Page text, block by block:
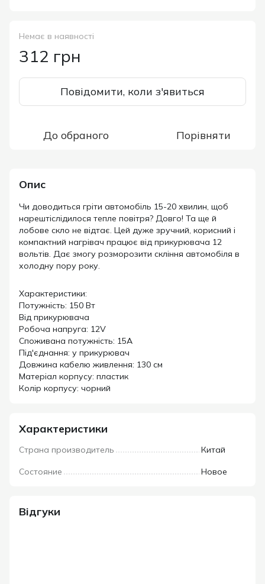
Немає в наявності
312 грн
Повідомити, коли з'явиться
До обраного Порівняти
Опис
Чи доводиться гріти автомобіль 15-20 хвилин, щоб
нарештіслідилося тепле повітря? Довго! Та ще й
лобове скло не відтає. Цей дуже зручний, корисний і
компактний нагрівач працює від прикурювача 12
вольтів. Дає змогу розморозити скління автомобіля в
холодну пору року.
Характеристики:
Потужність: 150 Вт
Від прикурювача
Робоча напруга: 12V
Споживана потужність: 15А
Під'єднання: у прикурювач
Довжина кабелю живлення: 130 см
Матеріал корпусу: пластик
Колір корпусу: чорний
Характеристики
Страна производитель Китай
Состояние Новое
Відгуки